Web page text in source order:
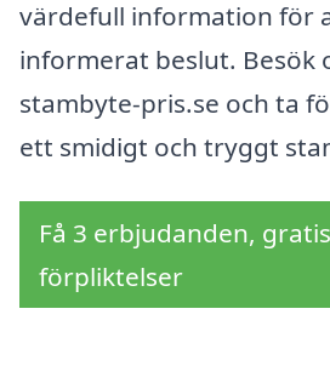
värdefull information för
informerat beslut. Besök
stambyte-pris.se och ta
ett smidigt och tryggt
Få 3 erbjudanden,
förpliktelser